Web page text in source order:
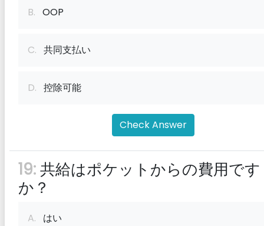
B. OOP
C. 共同支払い
D. 控除可能
Check Answer
19:共給はポケットからの費用です
か？
A. はい